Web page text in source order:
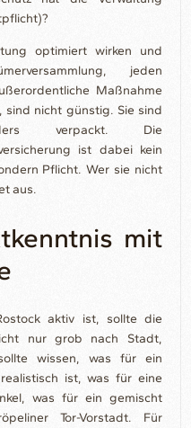
optimiert wirken und
jeden
Maßnahme
sind nicht günstig. Sie sind
verpackt. Die
ist dabei kein
Pflicht. Wer sie nicht
aus.
mit
aktiv ist, sollte die
nur grob nach Stadt,
wissen, was für ein
ist, was für eine
was für ein gemischt
Tor-Vorstadt. Für